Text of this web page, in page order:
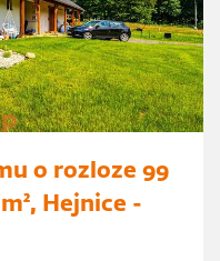
o rozloze 99
Hejnice -